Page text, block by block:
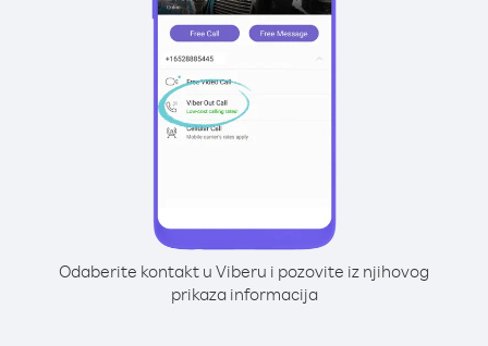
Odaberite kontakt u Viberu i pozovite iz njihovog
prikaza informacija